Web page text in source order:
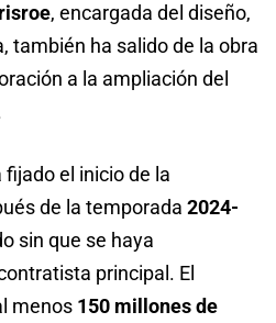
, encargada del diseño,
también ha salido de la obra
a la ampliación del
fijado el inicio de la
de la temporada 2024-
sin que se haya
principal. El
menos 150 millones de